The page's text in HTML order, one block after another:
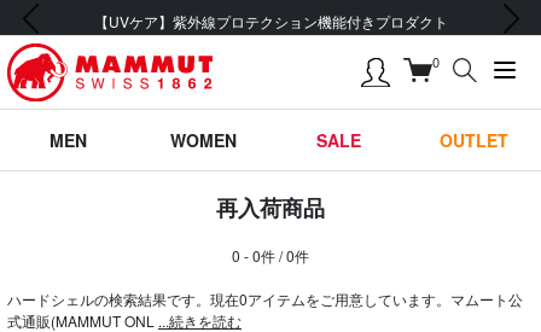
【UVケア】紫外線プロテクション機能付きプロダクト
前の画像 次の画像
0
MEN WOMEN SALE OUTLET
再入荷商品
0 - 0件 / 0件
ハードシェルの検索結果です。現在0アイテムをご用意しています。マムート公
式通販(MAMMUT ONL ...続きを読む